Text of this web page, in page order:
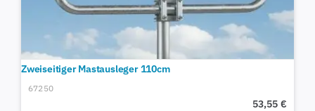
Zweiseitiger Mastausleger 110cm
67250
53,55 €